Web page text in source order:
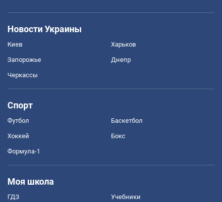
Новости Украины
Киев Харьков
Запорожье Днепр
Черкассы
Спорт
Футбол Баскетбол
Хоккей Бокс
Формула-1
Моя школа
ГДЗ Учебники